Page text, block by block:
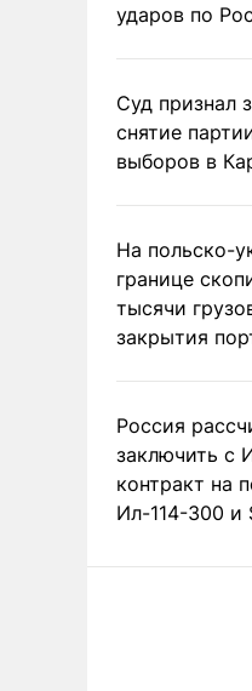
ударов по
Суд признал
снятие
выборов в
На польско-
границе
тысячи
закрытия
Россия
заключить с
контракт на
Ил-114-300 и